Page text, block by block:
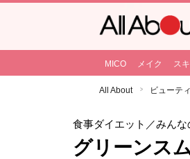
MICO メイク ス
All About ビューティ
食事ダイエット ／みん
グリーンス